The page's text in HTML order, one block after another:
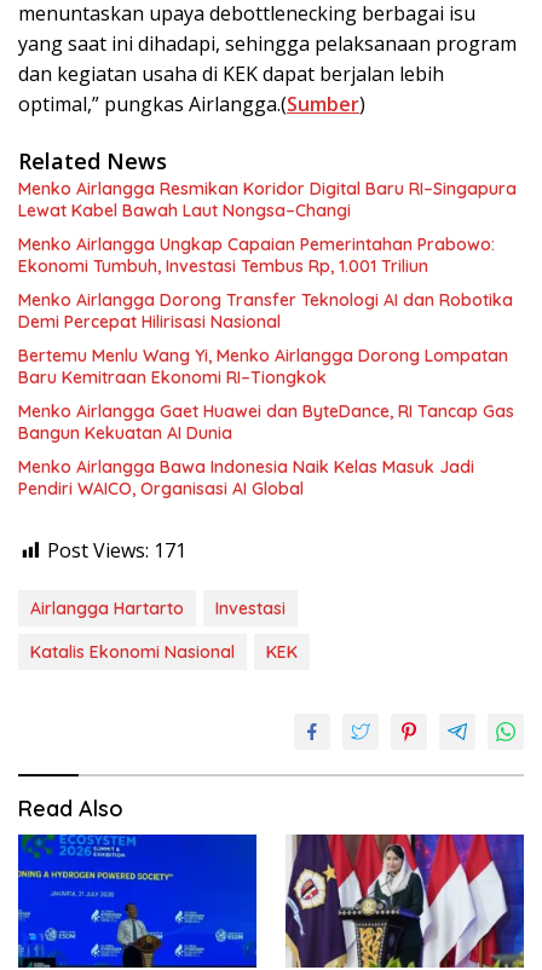
menuntaskan upaya debottlenecking berbagai isu
yang saat ini dihadapi, sehingga pelaksanaan program
dan kegiatan usaha di KEK dapat berjalan lebih
optimal,” pungkas Airlangga.(Sumber)
Related News
Menko Airlangga Resmikan Koridor Digital Baru RI–Singapura
Lewat Kabel Bawah Laut Nongsa–Changi
Menko Airlangga Ungkap Capaian Pemerintahan Prabowo:
Ekonomi Tumbuh, Investasi Tembus Rp, 1.001 Triliun
Menko Airlangga Dorong Transfer Teknologi AI dan Robotika
Demi Percepat Hilirisasi Nasional
Bertemu Menlu Wang Yi, Menko Airlangga Dorong Lompatan
Baru Kemitraan Ekonomi RI–Tiongkok
Menko Airlangga Gaet Huawei dan ByteDance, RI Tancap Gas
Bangun Kekuatan AI Dunia
Menko Airlangga Bawa Indonesia Naik Kelas Masuk Jadi
Pendiri WAICO, Organisasi AI Global
Post Views: 171
Airlangga Hartarto
Investasi
Katalis Ekonomi Nasional
KEK
Read Also